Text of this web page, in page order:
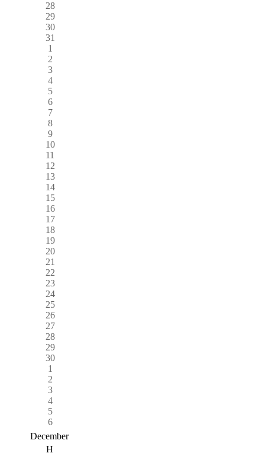
28
29
30
31
1
2
3
4
5
6
7
8
9
10
11
12
13
14
15
16
17
18
19
20
21
22
23
24
25
26
27
28
29
30
1
2
3
4
5
6
December
H